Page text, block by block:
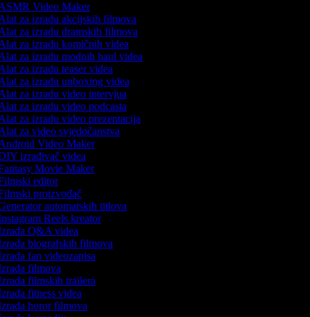
Video Maker
za izradu akcijskih filmova
za izradu dramskih filmova
za izradu komičnih videa
za izradu modnih haul videa
za izradu teaser videa
za izradu unboxing videa
za izradu video intervjua
za izradu video podcasta
za izradu video prezentacija
za video svjedočanstva
Video Maker
izrađivač videa
Movie Maker
editor
proizvođač
automatskih titlova
Reels kreator
Q&A videa
biografskih filmova
fan videozapisa
filmova
filmskih trailera
fitness videa
horor filmova